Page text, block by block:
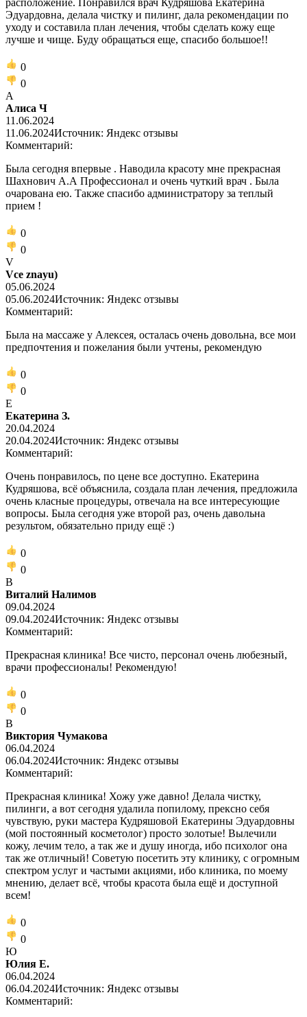
Эдуардовна, делала чистку и пилинг, дала рекомендации по
уходу и составила план лечения, чтобы сделать кожу еще
лучше и чище. Буду обращаться еще, спасибо большое!!
0
0
А
Алиса Ч
11.06.2024
11.06.2024Источник: Яндекс отзывы
Комментарий:
Была сегодня впервые . Наводила красоту мне прекрасная
Шахнович А.А Профессионал и очень чуткий врач . Была
очарована ею. Также спасибо администратору за теплый
прием !
0
0
V
Vce znayu)
05.06.2024
05.06.2024Источник: Яндекс отзывы
Комментарий:
Была на массаже у Алексея, осталась очень довольна, все мои
предпочтения и пожелания были учтены, рекомендую
0
0
Е
Екатерина З.
20.04.2024
20.04.2024Источник: Яндекс отзывы
Комментарий:
Очень понравилось, по цене все доступно. Екатерина
Кудряшова, всё объяснила, создала план лечения, предложила
очень класные процедуры, отвечала на все интересующие
вопросы. Была сегодня уже второй раз, очень давольна
результом, обязательно приду ещё :)
0
0
В
Виталий Налимов
09.04.2024
09.04.2024Источник: Яндекс отзывы
Комментарий:
Прекрасная клиника! Все чисто, персонал очень любезный,
врачи профессионалы! Рекомендую!
0
0
В
Виктория Чумакова
06.04.2024
06.04.2024Источник: Яндекс отзывы
Комментарий:
Прекрасная клиника! Хожу уже давно! Делала чистку,
пилинги, а вот сегодня удалила попилому, прексно себя
чувствую, руки мастера Кудряшовой Екатерины Эдуардовны
(мой постоянный косметолог) просто золотые! Вылечили
кожу, лечим тело, а так же и душу иногда, ибо психолог она
так же отличный! Советую посетить эту клинику, с огромным
спектром услуг и частыми акциями, ибо клиника, по моему
мнению, делает всё, чтобы красота была ещё и доступной
всем!
0
0
Ю
Юлия Е.
06.04.2024
06.04.2024Источник: Яндекс отзывы
Комментарий: